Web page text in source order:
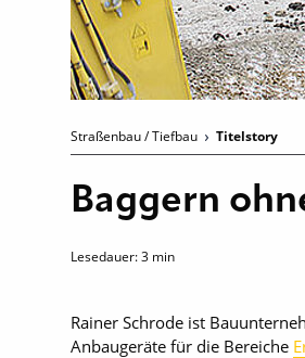
Straßenbau / Tiefbau Titelstory
Baggern
Lesedauer:3 min
Rainer Schrode ist
Anbaugeräte für die Bereiche